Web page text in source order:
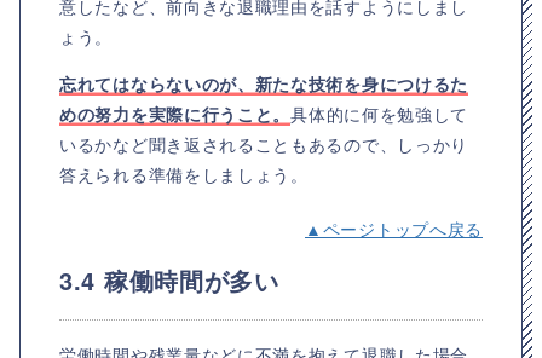
意したなど、前向きな退職理由を話すようにしまし
ょう。
忘れてはならないのが、新たな技術を身につけるた
めの努力を実際に行うこと。具体的に何を勉強して
いるかなど聞き返されることもあるので、しっかり
答えられる準備をしましょう。
▲ページトップへ戻る
3.4 稼働時間が多い